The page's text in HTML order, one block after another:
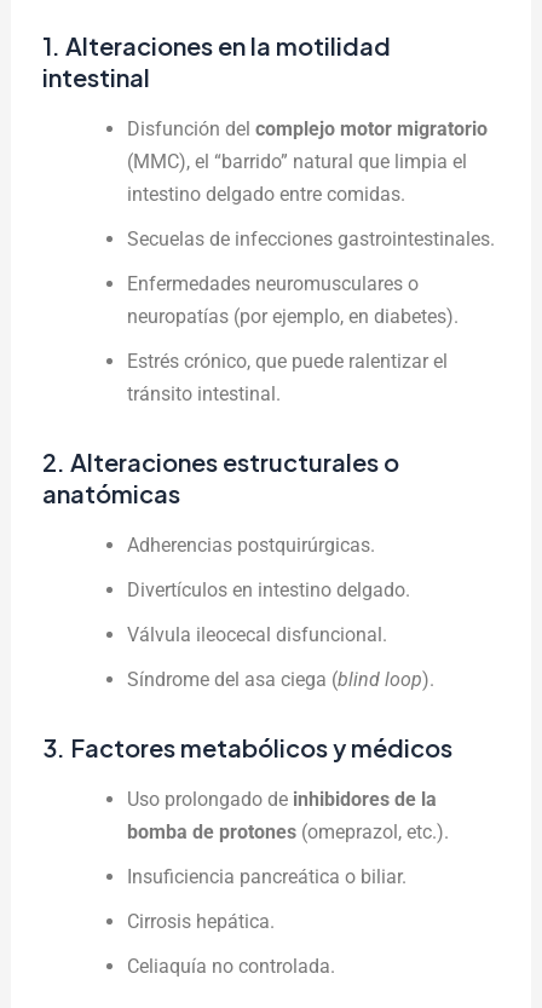
1. Alteraciones en la motilidad
intestinal
Disfunción del complejo motor migratorio
(MMC), el “barrido” natural que limpia el
intestino delgado entre comidas.
Secuelas de infecciones gastrointestinales.
Enfermedades neuromusculares o
neuropatías (por ejemplo, en diabetes).
Estrés crónico, que puede ralentizar el
tránsito intestinal.
2. Alteraciones estructurales o
anatómicas
Adherencias postquirúrgicas.
Divertículos en intestino delgado.
Válvula ileocecal disfuncional.
Síndrome del asa ciega (blind loop).
3. Factores metabólicos y médicos
Uso prolongado de inhibidores de la
bomba de protones(omeprazol, etc.).
Insuficiencia pancreática o biliar.
Cirrosis hepática.
Celiaquía no controlada.